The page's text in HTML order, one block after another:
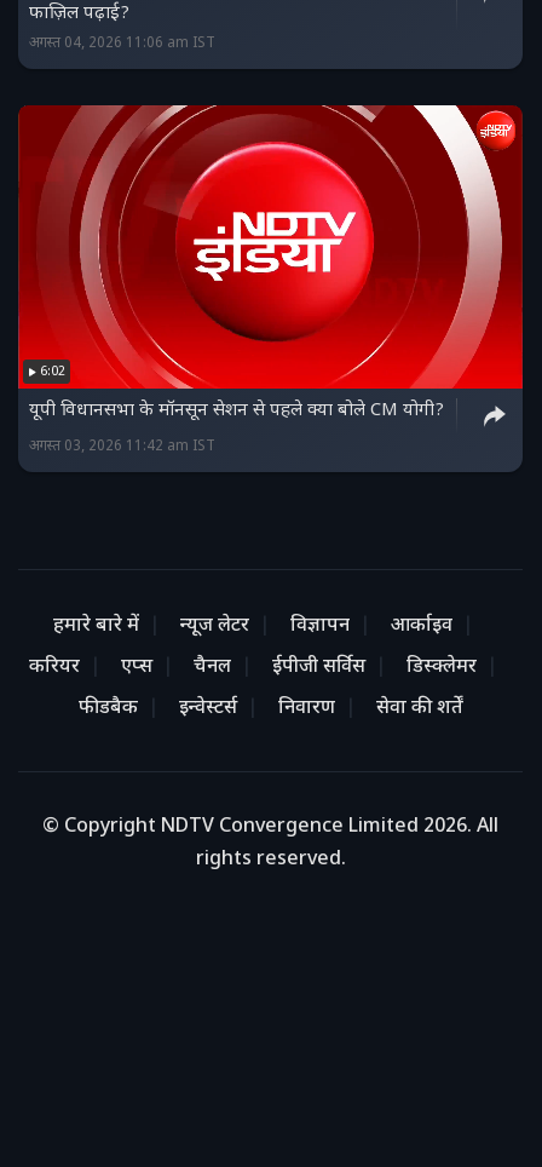
फाज़िल पढ़ाई?
अगस्त 04, 2026 11:06 am IST
6:02
यूपी व‍िधानसभा के मॉनसून सेशन से पहले क्या बोले CM योगी?
अगस्त 03, 2026 11:42 am IST
हमारे बारे में न्यूज लेटर विज्ञापन
आर्काइव
करियर
एप्स चैनल ईपीजी सर्विस
डिस्क्लेमर
फीडबैक
इन्वेस्टर्स निवारण सेवा की शर्तें
© Copyright NDTV Convergence Limited 2026. All
rights reserved.